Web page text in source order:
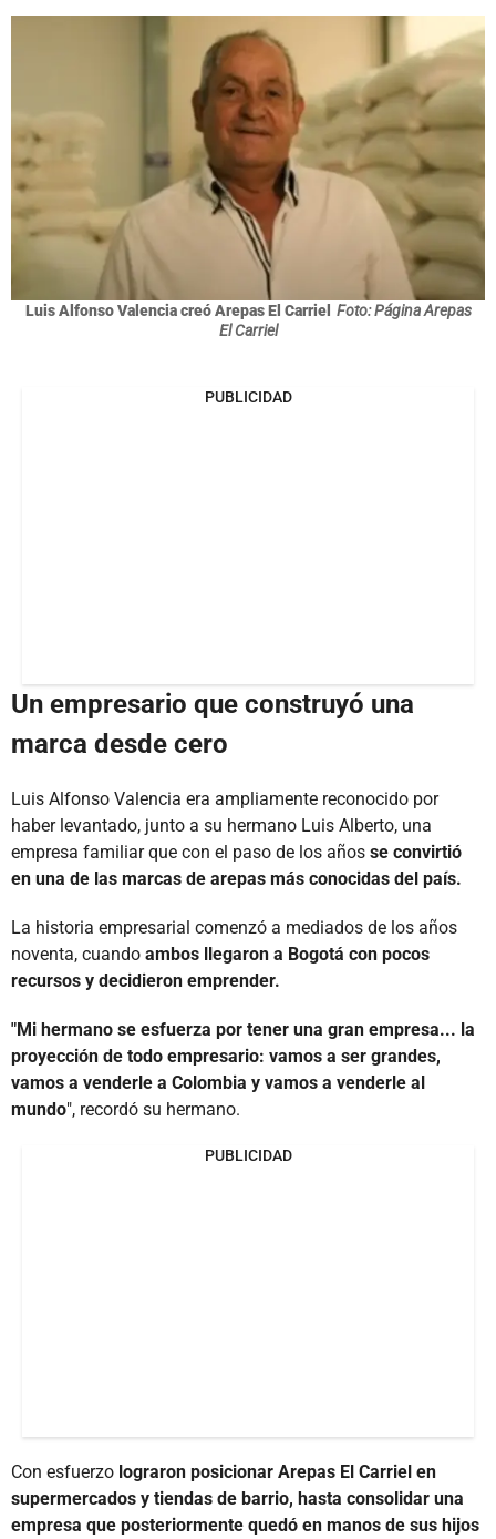
Luis Alfonso Valencia creó Arepas El Carriel Foto: Página Arepas
El Carriel
PUBLICIDAD
Un empresario que construyó una
marca desde cero
Luis Alfonso Valencia era ampliamente reconocido por
haber levantado, junto a su hermano Luis Alberto, una
empresa familiar que con el paso de los años se convirtió
en una de las marcas de arepas más conocidas del país.
La historia empresarial comenzó a mediados de los años
noventa, cuando ambos llegaron a Bogotá con pocos
recursos y decidieron emprender.
"Mi hermano se esfuerza por tener una gran empresa... la
proyección de todo empresario: vamos a ser grandes,
vamos a venderle a Colombia y vamos a venderle al
mundo", recordó su hermano.
PUBLICIDAD
Con esfuerzo lograron posicionar Arepas El Carriel en
supermercados y tiendas de barrio, hasta consolidar una
empresa que posteriormente quedó en manos de sus hijos